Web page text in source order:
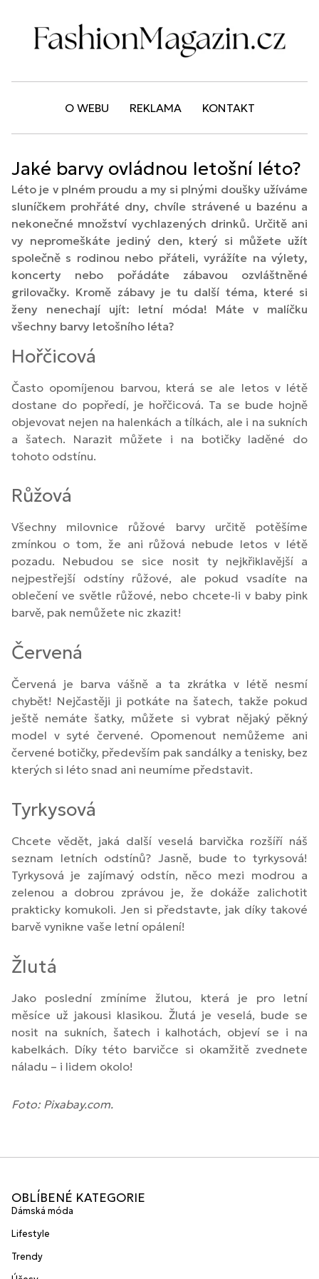
O WEBU REKLAMA KONTAKT
Jaké barvy ovládnou letošní léto?
Léto je v plném proudu a my si plnými doušky užíváme
sluníčkem prohřáté dny, chvíle strávené u bazénu a
nekonečné množství vychlazených drinků. Určitě ani
vy nepromeškáte jediný den, který si můžete užít
společně s rodinou nebo přáteli, vyrážíte na výlety,
koncerty nebo pořádáte zábavou ozvláštněné
grilovačky. Kromě zábavy je tu další téma, které si
ženy nenechají ujít: letní móda! Máte v malíčku
všechny barvy letošního léta?
Hořčicová
Často opomíjenou barvou, která se ale letos v létě
dostane do popředí, je hořčicová. Ta se bude hojně
objevovat nejen na halenkách a tílkách, ale i na sukních
a šatech. Narazit můžete i na botičky laděné do
tohoto odstínu.
Růžová
Všechny milovnice růžové barvy určitě potěšíme
zmínkou o tom, že ani růžová nebude letos v létě
pozadu. Nebudou se sice nosit ty nejkřiklavější a
nejpestřejší odstíny růžové, ale pokud vsadíte na
oblečení ve světle růžové, nebo chcete-li v baby pink
barvě, pak nemůžete nic zkazit!
Červená
Červená je barva vášně a ta zkrátka v létě nesmí
chybět! Nejčastěji ji potkáte na šatech, takže pokud
ještě nemáte šatky, můžete si vybrat nějaký pěkný
model v syté červené. Opomenout nemůžeme ani
červené botičky, především pak sandálky a tenisky, bez
kterých si léto snad ani neumíme představit.
Tyrkysová
Chcete vědět, jaká další veselá barvička rozšíří náš
seznam letních odstínů? Jasně, bude to tyrkysová!
Tyrkysová je zajímavý odstín, něco mezi modrou a
zelenou a dobrou zprávou je, že dokáže zalichotit
prakticky komukoli. Jen si představte, jak díky takové
barvě vynikne vaše letní opálení!
Žlutá
Jako poslední zmíníme žlutou, která je pro letní
měsíce už jakousi klasikou. Žlutá je veselá, bude se
nosit na sukních, šatech i kalhotách, objeví se i na
kabelkách. Díky této barvičce si okamžitě zvednete
náladu – i lidem okolo!
Foto: Pixabay.com.
OBLÍBENÉ KATEGORIE
Dámská móda
Lifestyle
Trendy